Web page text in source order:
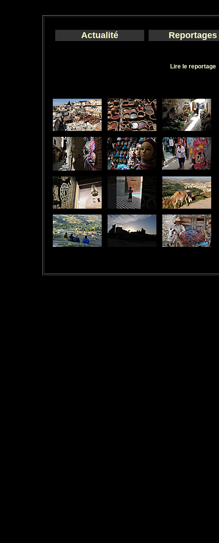
Actualité Reportages
Lire le reportage